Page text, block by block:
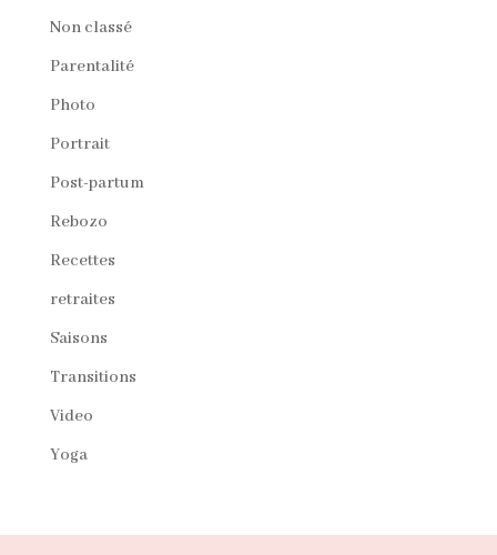
Non classé
Parentalité
Photo
Portrait
Post-partum
Rebozo
Recettes
retraites
Saisons
Transitions
Video
Yoga